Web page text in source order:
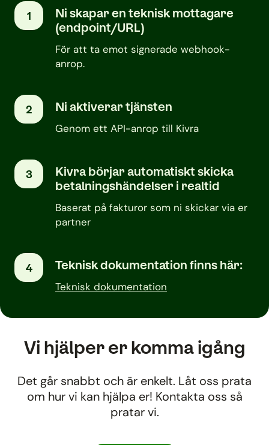
1
Ni skapar en teknisk mottagare
(endpoint/URL)
För att ta emot signerade webhook-
anrop.
2 Ni aktiverar tjänsten
Genom ett API-anrop till Kivra
3
Kivra börjar automatiskt skicka
betalningshändelser i realtid
Baserat på fakturor som ni skickar via er
partner
4 Teknisk dokumentation finns här:
Teknisk dokumentation
Vi hjälper er komma igång
Det går snabbt och är enkelt. Låt oss prata
om hur vi kan hjälpa er! Kontakta oss så
pratar vi.